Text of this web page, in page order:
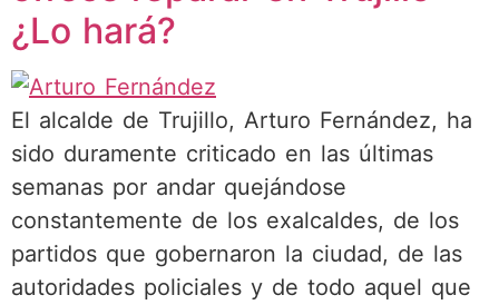
¿Lo hará?
El alcalde de Trujillo, Arturo Fernández, ha
sido duramente criticado en las últimas
semanas por andar quejándose
constantemente de los exalcaldes, de los
partidos que gobernaron la ciudad, de las
autoridades policiales y de todo aquel que